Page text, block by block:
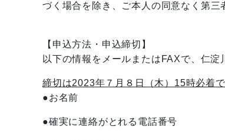
づく場合を除き、ご本人の同意なく第三
【申込方法・申込締切】
以下の情報をメールまたはFAXで、仁淀
締切は2023年７月８日（木）15時必着で
●お名前
●確実に連絡がとれる電話番号